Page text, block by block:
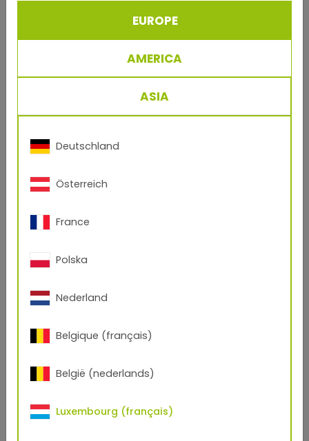
A Supporter in Turbulent Times
Le quartz bleu est considéré comme un compagnon
idéal pendant les phases difficiles de la vie, car il
contribue à renforcer l'équilibre intérieur et la
réduire le stress et améliorer la concentration, ce qui
en fait une aide puissante dans les situations
Ses teintes translucides vont du gris doux au bleu
établissements de santé et de bien-être, ses tons
tandis que dans les espaces publics tels que les salles
d'attente ou les salons, ils favorisent une sensation de
EUROPE
AMERICA
ASIA
Deutschland
Österreich
France
Polska
Nederland
Belgique (français)
België (nederlands)
Luxembourg (français)